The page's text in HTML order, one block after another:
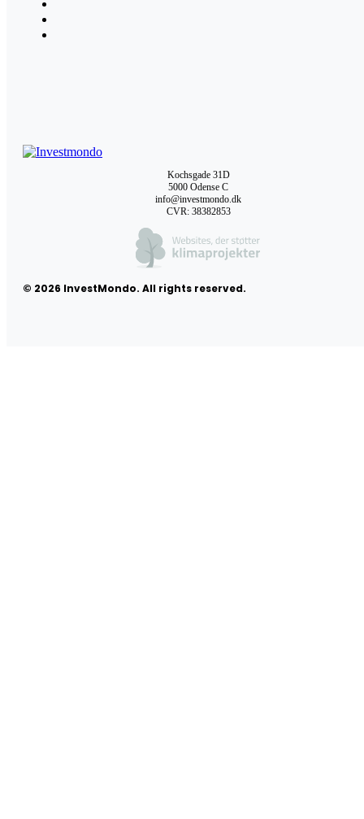
Kochsgade 31D
5000 Odense C
info@investmondo.dk
CVR: 38382853
© 2026 InvestMondo. All rights reserved.